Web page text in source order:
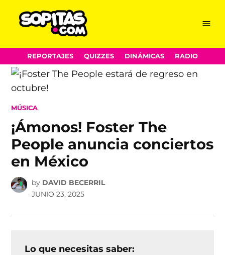
Skip
to
content
Menu
REPORTAJES QUIZZES DINÁMICAS RADIO
POSTED
MÚSICA
¡Ámonos! Foster The
People anuncia conciertos
en México
by DAVID BECERRIL
JUNIO 23, 2025
Lo que necesitas saber: